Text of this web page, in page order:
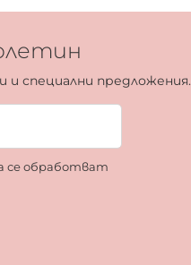
и специални предложения.
се обработват